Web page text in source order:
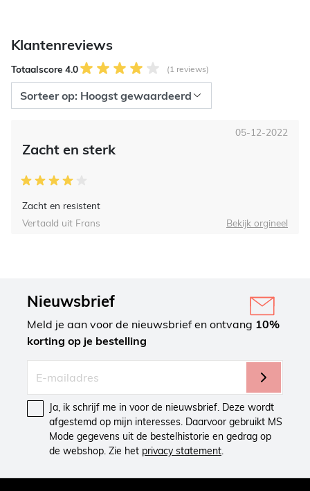
Klantenreviews
Totaalscore 4.0 (1 reviews)
Zacht en sterk
Zacht en resistent
05-12-2022
Vertaald uit Frans Bekijk orgineel
Nieuwsbrief
Meld je aan voor de nieuwsbrief en ontvang 10%
korting op je bestelling
Ja, ik schrijf me in voor de nieuwsbrief. Deze wordt
afgestemd op mijn interesses. Daarvoor gebruikt MS
Mode gegevens uit de bestelhistorie en gedrag op
de webshop. Zie het privacy statement.